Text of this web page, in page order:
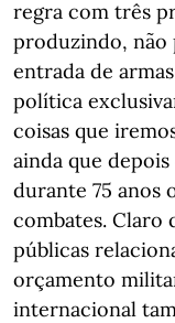
regra com três
produzindo, não
entrada de
política
coisas que
ainda que
durante 75 anos
combates. Claro
públicas
orçamento
internacional